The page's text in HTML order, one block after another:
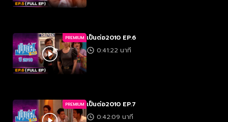
PREMIUM เป็นต่อ2010 EP.6
0:41:22 นาที
PREMIUM เป็นต่อ2010 EP.7
0:42:09 นาที